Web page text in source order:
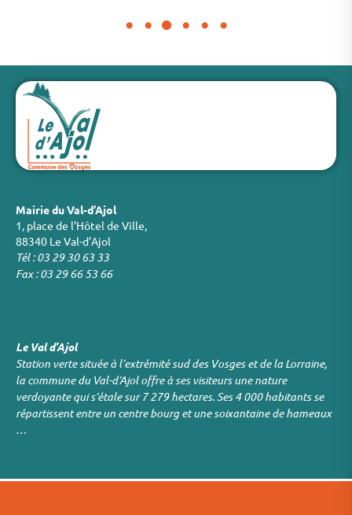
Mairie du Val-d’Ajol
1, place de l’Hôtel de Ville,
88340 Le Val-d’Ajol
Tél : 03 29 30 63 33
Fax : 03 29 66 53 66
Le Val d’Ajol
Station verte située à l’extrémité sud des Vosges et de la Lorraine,
la commune du Val-d’Ajol offre à ses visiteurs une nature
verdoyante qui s’étale sur 7 279 hectares. Ses 4 000 habitants se
répartissent entre un centre bourg et une soixantaine de hameaux
…